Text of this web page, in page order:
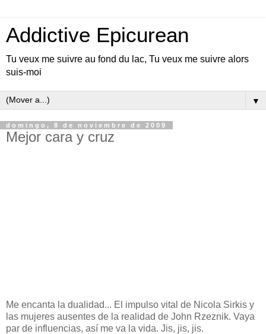
Addictive Epicurean
Tu veux me suivre au fond du lac, Tu veux me suivre alors
suis-moi
▼
domingo, 8 de noviembre de 2009
Mejor cara y cruz
Me encanta la dualidad... El impulso vital de Nicola Sirkis y
las mujeres ausentes de la realidad de John Rzeznik. Vaya
par de influencias, así me va la vida. Jis, jis, jis.